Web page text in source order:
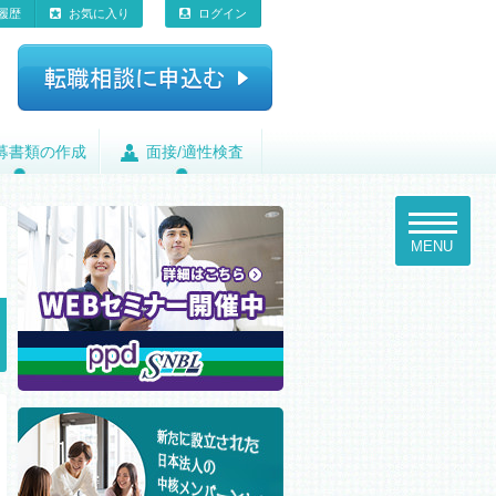
ログイン
歴 お気に入り
書類の作成
書類の作成 面接/適性検査
面接/適性検査
toggle
navigation
MENU